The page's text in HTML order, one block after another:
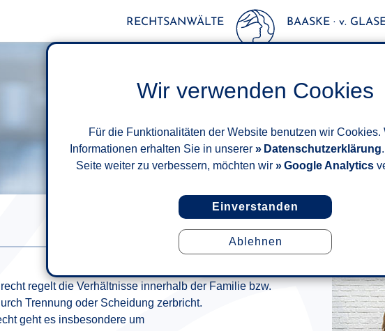
Wir verwenden Cookies
Für die Funktionalitäten der Website benutzen wir Cookies.
Informationen erhalten Sie in unserer
Datenschutzerklärung
Seite weiter zu verbessern, möchten wir
Google Analytics
Einverstanden
Ablehnen
RECHTSANWÄLTE BAASKE · v.
FAMILIENRECHT
regelt die Verhältnisse innerhalb der Familie bzw.
Trennung oder Scheidung zerbricht.
geht es insbesondere um